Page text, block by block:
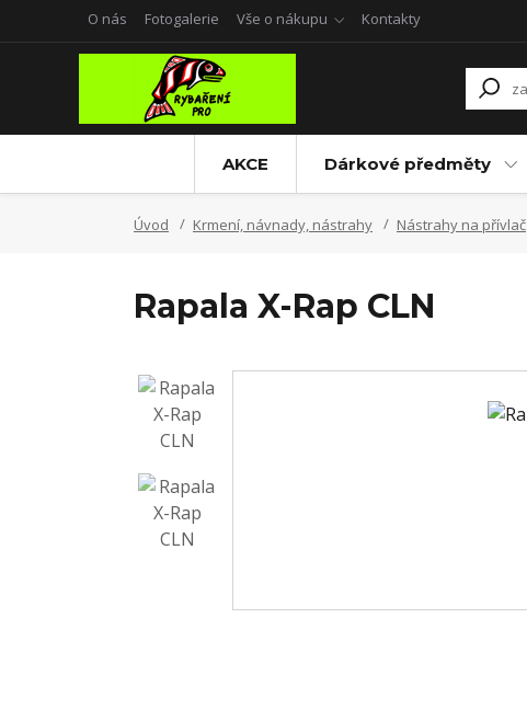
O nás Fotogalerie Vše o nákupu Kontakty
AKCE Dárkové předměty
Úvod Krmení, návnady, nástrahy Nástrahy na přívlač
Rapala X-Rap CLN